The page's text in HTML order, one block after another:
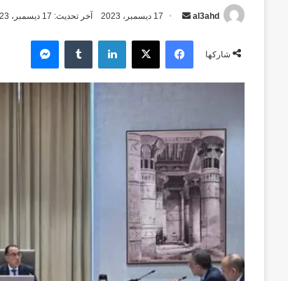
al3ahd
أرسل
إلكترونيا
17 ديسمبر، 2023 آخر تحديث: 17 ديسمبر، 2023
شاركها
فيسبوك‫X لينكدإن
‏Tumblr ماسنجر